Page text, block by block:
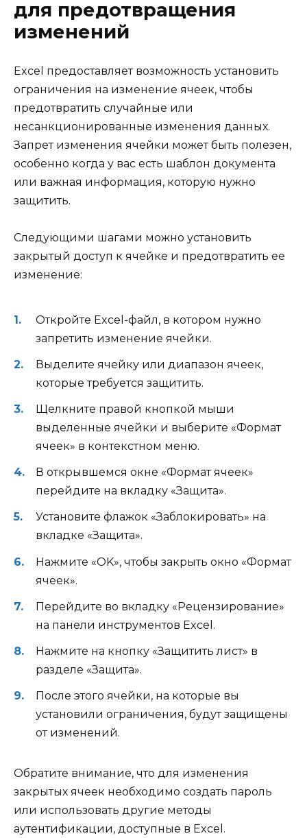
для предотвращения
изменений
Excel предоставляет возможность установить
ограничения на изменение ячеек, чтобы
предотвратить случайные или
несанкционированные изменения данных.
Запрет изменения ячейки может быть полезен,
особенно когда у вас есть шаблон документа
или важная информация, которую нужно
защитить.
Следующими шагами можно установить
закрытый доступ к ячейке и предотвратить ее
изменение:
Откройте Excel-файл, в котором нужно
запретить изменение ячейки.
Выделите ячейку или диапазон ячеек,
которые требуется защитить.
Щелкните правой кнопкой мыши
выделенные ячейки и выберите «Формат
ячеек» в контекстном меню.
В открывшемся окне «Формат ячеек»
перейдите на вкладку «Защита».
Установите флажок «Заблокировать» на
вкладке «Защита».
Нажмите «OK», чтобы закрыть окно «Формат
ячеек».
Перейдите во вкладку «Рецензирование»
на панели инструментов Excel.
Нажмите на кнопку «Защитить лист» в
разделе «Защита».
После этого ячейки, на которые вы
установили ограничения, будут защищены
от изменений.
Обратите внимание, что для изменения
закрытых ячеек необходимо создать пароль
или использовать другие методы
аутентификации, доступные в Excel.